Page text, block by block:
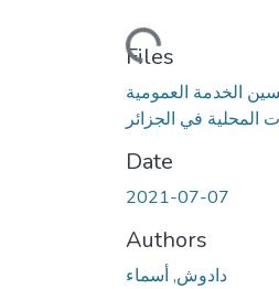
Loading...
Files
الخدمة العمومية
Date
2021-07-07
Authors
دادوش, أسماء